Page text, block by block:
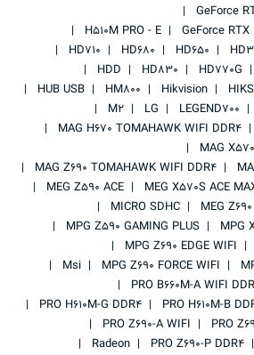
GeForce
GeForce
H510M PRO - E
HD650
HD680
HD710
HD770G
HD830
HDD
Hikvision
HM800
HUB USB
LEGEND700
LG
M2
MAG H670 TOMAHAWK WIFI DDR4
MAG
MAG Z690 TOMAHAWK WIFI DDR4
MEG X570S ACE
MEG Z590 ACE
MEG
MICRO SDHC
MPG
MPG Z590 GAMING PLUS
MPG Z690 EDGE WIFI
MPG Z690 FORCE WIFI
Msi
PRO B660M-A WIFI
PRO H610M-B
PRO H610M-G DDR4
PRO
PRO Z690-A WIFI
PRO Z690-P DDR4
Radeon